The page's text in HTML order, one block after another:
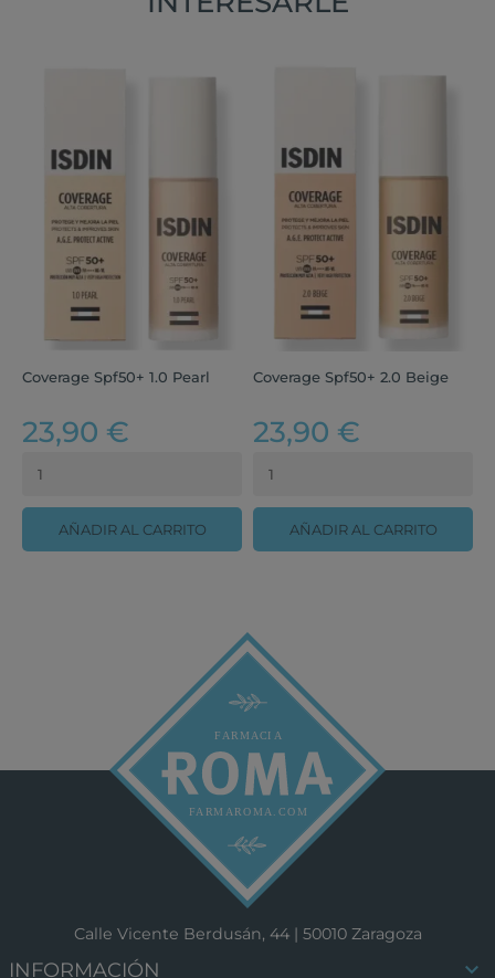
Coverage Spf50+ 1.0 Pearl
23,90 €
AÑADIR AL CARRITO
Coverage Spf50+ 2.0 Beige
23,90 €
AÑADIR AL CARRITO
Calle Vicente Berdusán, 44 | 50010 Zaragoza
INFORMACIÓN 